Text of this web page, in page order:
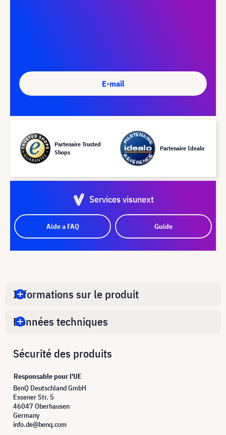
E-mail
Partenaire Trusted
Shops
Partenaire Idealo
Services visunext
Aide a FAQ Guide
Informations sur le produit
Données techniques
Sécurité des produits
Responsable pour l'UE
BenQ Deutschland GmbH
Essener Str. 5
46047 Oberhausen
Germany
info.de@benq.com